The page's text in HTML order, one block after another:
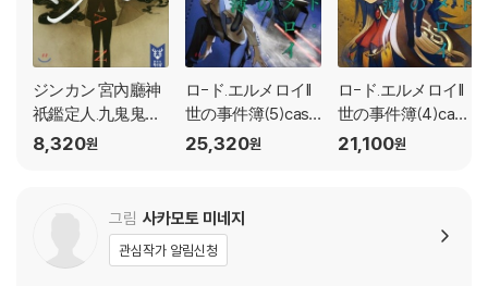
ジンカン 宮內廳神
祇鑑定人.九鬼鬼一
郞
8,320원
ロ-ド.エルメロイII
世の事件簿(5)case.
魔眼蒐集列車 下
25,320원
ロ-ド.エルメロイII
世の事件簿(4)cas
e.魔眼蒐集列車 上
21,100원
그림 사카모토 미네지
관심작가 알림신청